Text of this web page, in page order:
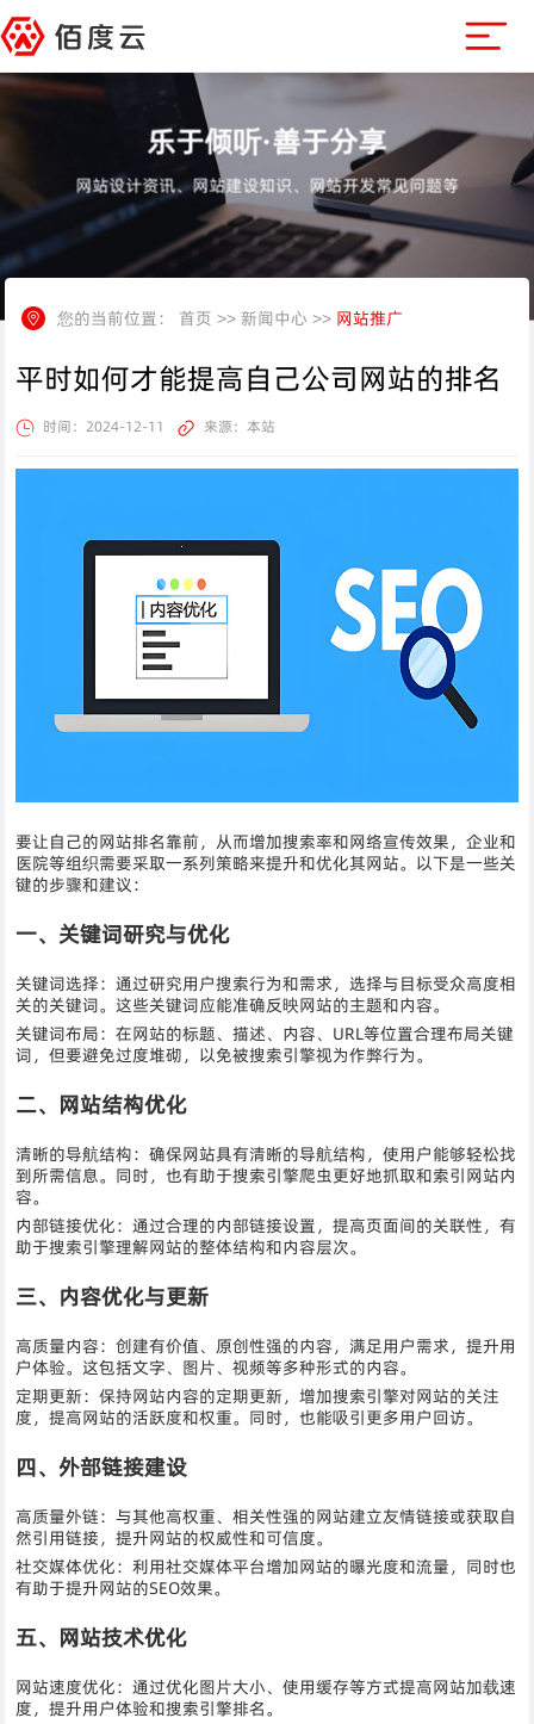
乐于倾听·善于分享
网站设计资讯、网站建设知识、网站开发常见问题等
您的当前位置： 首页 >> 新闻中心 >> 网站推广
平时如何才能提高自己公司网站的排名
时间：2024-12-11 来源：本站
要让自己的网站排名靠前，从而增加搜索率和网络宣传效果，企业和
医院等组织需要采取一系列策略来提升和优化其网站。以下是一些关
键的步骤和建议：
一、关键词研究与优化
关键词选择：通过研究用户搜索行为和需求，选择与目标受众高度相
关的关键词。这些关键词应能准确反映网站的主题和内容。
关键词布局：在网站的标题、描述、内容、URL等位置合理布局关键
词，但要避免过度堆砌，以免被搜索引擎视为作弊行为。
二、网站结构优化
清晰的导航结构：确保网站具有清晰的导航结构，使用户能够轻松找
到所需信息。同时，也有助于搜索引擎爬虫更好地抓取和索引网站内
容。
内部链接优化：通过合理的内部链接设置，提高页面间的关联性，有
助于搜索引擎理解网站的整体结构和内容层次。
三、内容优化与更新
高质量内容：创建有价值、原创性强的内容，满足用户需求，提升用
户体验。这包括文字、图片、视频等多种形式的内容。
定期更新：保持网站内容的定期更新，增加搜索引擎对网站的关注
度，提高网站的活跃度和权重。同时，也能吸引更多用户回访。
四、外部链接建设
高质量外链：与其他高权重、相关性强的网站建立友情链接或获取自
然引用链接，提升网站的权威性和可信度。
社交媒体优化：利用社交媒体平台增加网站的曝光度和流量，同时也
有助于提升网站的SEO效果。
五、网站技术优化
网站速度优化：通过优化图片大小、使用缓存等方式提高网站加载速
度，提升用户体验和搜索引擎排名。